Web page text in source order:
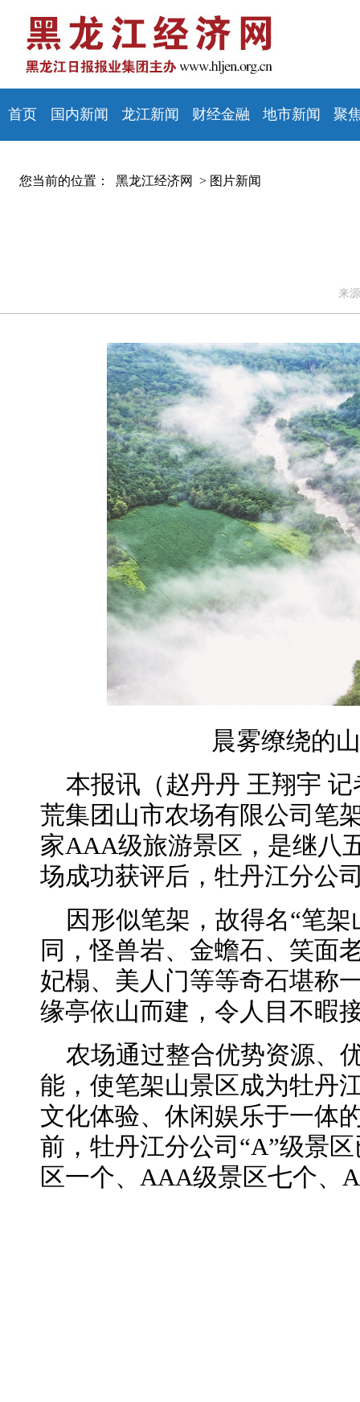
首页 国内新闻 龙江新闻 财经金融 地市新闻 聚
您当前的位置： 黑龙江经济网 > 图片新闻
来
晨雾缭绕的
本报讯（赵丹丹 王翔宇
荒集团山市农场有限公司笔
家AAA级旅游景区，是继八
场成功获评后，牡丹江分公
因形似笔架，故得名“笔
同，怪兽岩、金蟾石、笑面
妃榻、美人门等等奇石堪称
缘亭依山而建，令人目不暇
农场通过整合优势资源、
能，使笔架山景区成为牡丹
文化体验、休闲娱乐于一体
前，牡丹江分公司“A”级景
区一个、AAA级景区七个、